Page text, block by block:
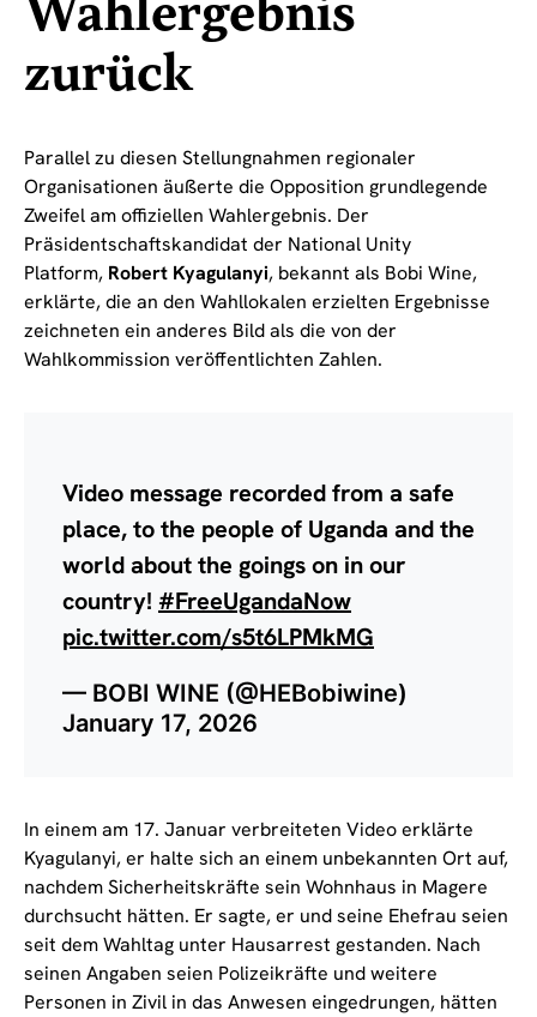
Wahlergebnis
zurück
Parallel zu diesen Stellungnahmen regionaler
Organisationen äußerte die Opposition grundlegende
Zweifel am offiziellen Wahlergebnis. Der
Präsidentschaftskandidat der National Unity
Platform, Robert Kyagulanyi, bekannt als Bobi Wine,
erklärte, die an den Wahllokalen erzielten Ergebnisse
zeichneten ein anderes Bild als die von der
Wahlkommission veröffentlichten Zahlen.
Video message recorded from a safe
place, to the people of Uganda and the
world about the goings on in our
country! #FreeUgandaNow
pic.twitter.com/s5t6LPMkMG
— BOBI WINE (@HEBobiwine)
January 17, 2026
In einem am 17. Januar verbreiteten Video erklärte
Kyagulanyi, er halte sich an einem unbekannten Ort auf,
nachdem Sicherheitskräfte sein Wohnhaus in Magere
durchsucht hätten. Er sagte, er und seine Ehefrau seien
seit dem Wahltag unter Hausarrest gestanden. Nach
seinen Angaben seien Polizeikräfte und weitere
Personen in Zivil in das Anwesen eingedrungen, hätten